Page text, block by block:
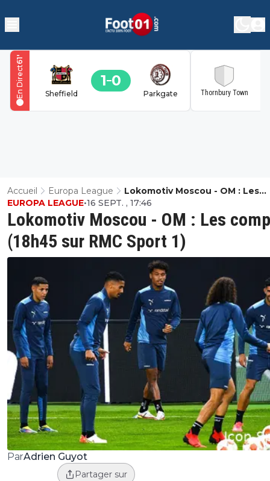
Sheffield
1 0
Parkgate
61
'
En Direct Thornbury Town
Accueil Europa League
Lokomotiv Moscou - OM : Les
Compos (18h45 Sur RMC Sport
Lokomotiv Moscou - OM : Les
(18h45 sur RMC Sport 1)
EUROPA LEAGUE•16 SEPT. , 17:46
ParAdrien Guyot
Partager sur